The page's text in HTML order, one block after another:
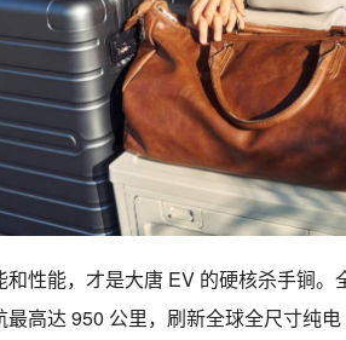
和性能，才是大唐 EV 的硬核杀手锏
最高达 950 公里，刷新全球全尺寸纯